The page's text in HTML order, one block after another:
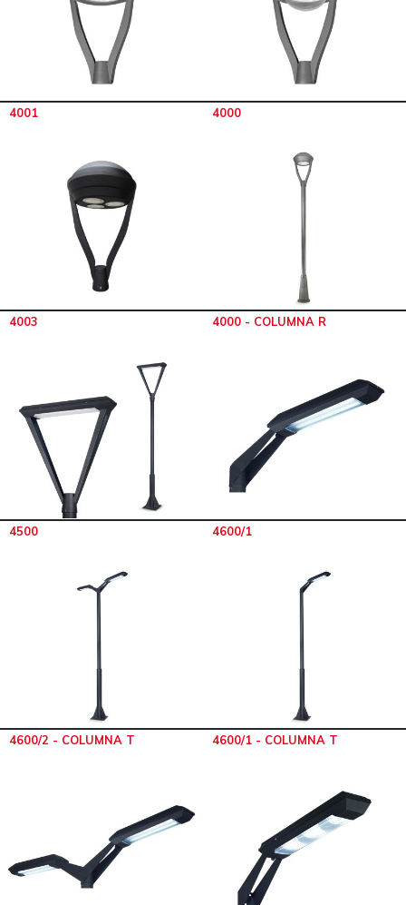
4001 4000
4003 4000 - COLUMNA R
4500 4600/1
4600/2 - COLUMNA T 4600/1 - COLUMNA T